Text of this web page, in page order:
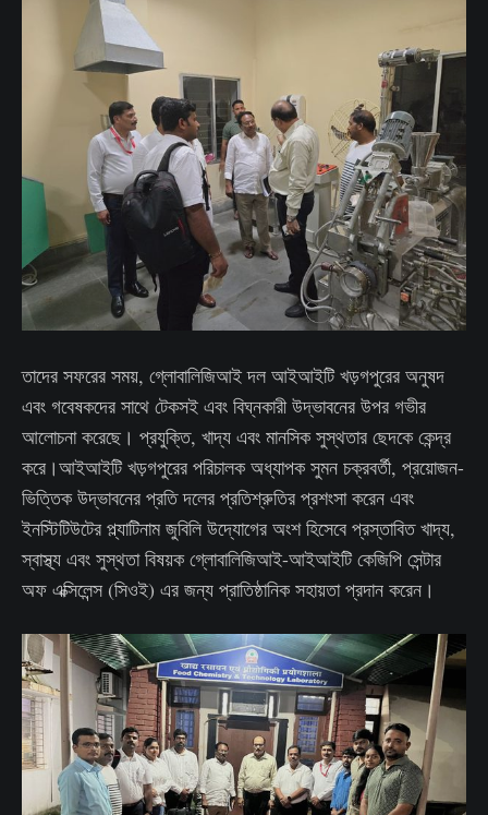
তাদের সফরের সময়, গ্লোবালিজিআই দল আইআইটি খড়গপুরের অনুষদ
এবং গবেষকদের সাথে টেকসই এবং বিঘ্নকারী উদ্ভাবনের উপর গভীর
আলোচনা করেছে। প্রযুক্তি, খাদ্য এবং মানসিক সুস্থতার ছেদকে কেন্দ্র
করে।আইআইটি খড়গপুরের পরিচালক অধ্যাপক সুমন চক্রবর্তী, প্রয়োজন-
ভিত্তিক উদ্ভাবনের প্রতি দলের প্রতিশ্রুতির প্রশংসা করেন এবং
ইনস্টিটিউটের প্ল্যাটিনাম জুবিলি উদ্যোগের অংশ হিসেবে প্রস্তাবিত খাদ্য,
স্বাস্থ্য এবং সুস্থতা বিষয়ক গ্লোবালিজিআই-আইআইটি কেজিপি সেন্টার
অফ এক্সিলেন্স (সিওই) এর জন্য প্রাতিষ্ঠানিক সহায়তা প্রদান করেন।